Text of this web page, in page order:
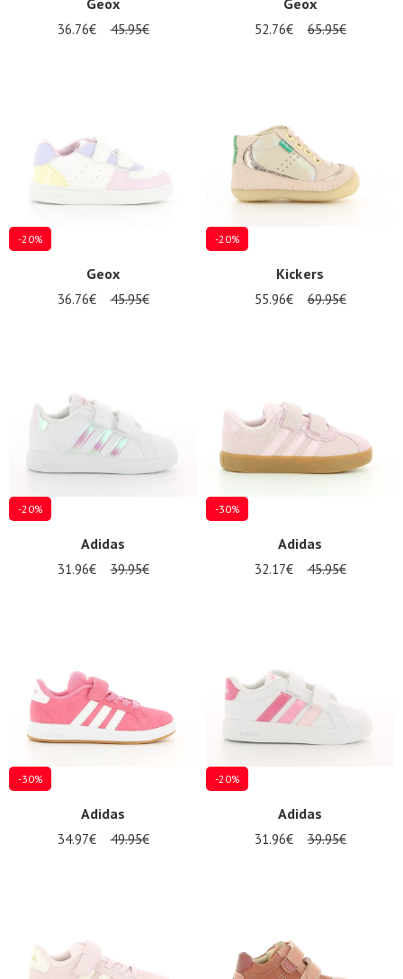
Geox
36.76€ 45.95€
Geox
52.76€ 65.95€
-20%
Geox
36.76€ 45.95€
-20%
Kickers
55.96€ 69.95€
-20%
Adidas
31.96€ 39.95€
-30%
Adidas
32.17€ 45.95€
-30%
Adidas
34.97€ 49.95€
-20%
Adidas
31.96€ 39.95€